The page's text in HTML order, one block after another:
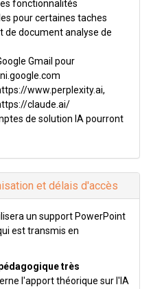
fonctionnalités
pour certaines taches
de document analyse de
Gmail pour
www.perplexity.ai,
claude.ai/
de solution IA pourront
et délais d'accès
un support PowerPoint
est transmis en
très
l'apport théorique sur l'IA